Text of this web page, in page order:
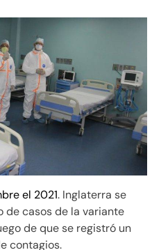
el 2021. Inglaterra se
de casos de la variante
de que se registró un
contagios.